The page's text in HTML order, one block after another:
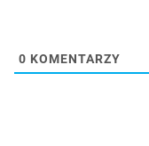
0 KOMENTARZY